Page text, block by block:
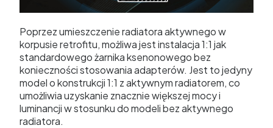
Poprzez umieszczenie radiatora aktywnego w
korpusie retrofitu, możliwa jest instalacja 1:1 jak
standardowego żarnika ksenonowego bez
konieczności stosowania adapterów. Jest to jedyny
model o konstrukcji 1:1 z aktywnym radiatorem, co
umożliwia uzyskanie znacznie większej mocy i
luminancji w stosunku do modeli bez aktywnego
radiatora.